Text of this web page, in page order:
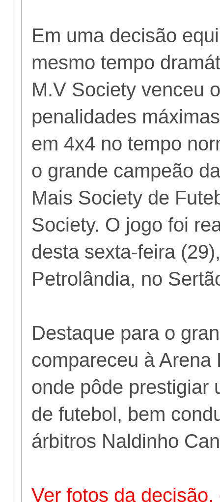
Em uma decisão
mesmo tempo
M.V Society venceu
penalidades
em 4x4 no tempo
o grande campeão
Mais Society de
Society. O jogo foi
desta sexta-feira
Petrolândia, no
Destaque para o
compareceu à Arena
onde pôde prestigiar
de futebol, bem
árbitros Naldinho
Ver fotos da decisão,